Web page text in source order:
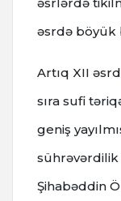
əsrlərdə
əsrdə böyük
Artıq XII
sıra sufi
geniş
Şihabəddin